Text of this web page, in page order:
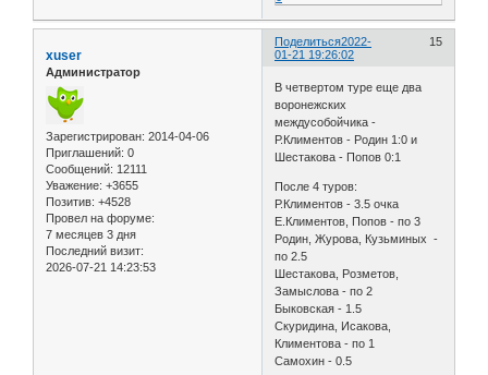
Поделиться 15
2022-
01-21 19:26:02
xuser
Администратор
Зарегистрирован: 2014-04-06
Приглашений: 0
Сообщений: 12111
Уважение: +3655
Позитив: +4528
Провел на форуме:
7 месяцев 3 дня
Последний визит:
2026-07-21 14:23:53
В четвертом туре еще два
воронежских
междусобойчика -
Р.Климентов - Родин 1:0 и
Шестакова - Попов 0:1
После 4 туров:
Р.Климентов - 3.5 очка
Е.Климентов, Попов - по 3
Родин, Журова, Кузьминых -
по 2.5
Шестакова, Розметов,
Замыслова - по 2
Быковская - 1.5
Скуридина, Исакова,
Климентова - по 1
Самохин - 0.5